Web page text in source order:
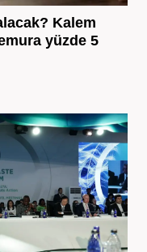
Kalem
yüzde 5